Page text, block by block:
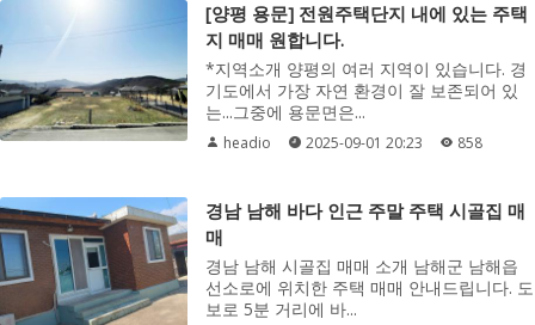
[양평 용문] 전원주택단지 내에 있는 주택
지 매매 원합니다.
*지역소개 양평의 여러 지역이 있습니다. 경
기도에서 가장 자연 환경이 잘 보존되어 있
는...그중에 용문면은...
headio 2025-09-01 20:23 858
경남 남해 바다 인근 주말 주택 시골집 매
매
경남 남해 시골집 매매 소개 남해군 남해읍
선소로에 위치한 주택 매매 안내드립니다. 도
보로 5분 거리에 바...